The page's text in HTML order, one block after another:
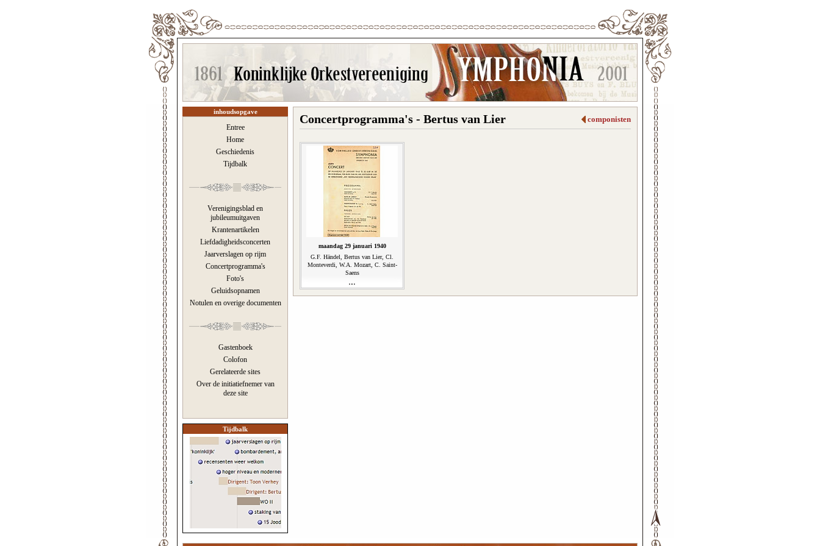
inhoudsopgave
Entree
Home
Geschiedenis
Tijdbalk
Verenigingsblad en
jubileumuitgaven
Krantenartikelen
Liefdadigheidsconcerten
Jaarverslagen op rijm
Concertprogramma's
Foto's
Geluidsopnamen
Notulen en overige documenten
Gastenboek
Colofon
Gerelateerde sites
Over de initiatiefnemer van
deze site
Tijdbalk
componisten
Concertprogramma's - Bertus van Lier
maandag 29 januari 1940
G.F. Händel, Bertus van Lier, Cl.
Monteverdi, W.A. Mozart, C. Saint-
Saens